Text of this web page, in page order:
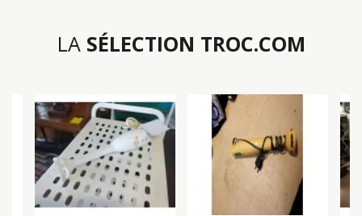
LA SÉLECTION TROC.COM